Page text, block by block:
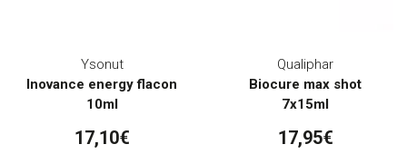
Ysonut
Inovance energy flacon
10ml
17,10€
Qualiphar
Biocure max shot
7x15ml
17,95€